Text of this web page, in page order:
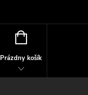
NÁKUPNÝ
Prázdny košík